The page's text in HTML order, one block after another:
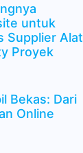
untuk
Supplier Alat
Proyek
Bekas: Dari
Online